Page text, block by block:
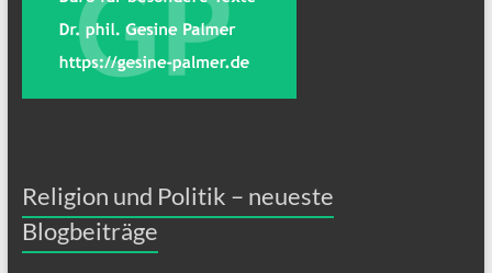
Religion und Politik – neueste
Blogbeiträge